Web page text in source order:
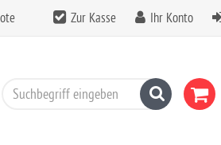
Zur Kasse Ihr Konto
Suchen